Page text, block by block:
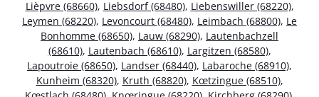
Lièpvre (68660), Liebsdorf (68480), Liebenswiller (68220),
Leymen (68220), Levoncourt (68480), Leimbach (68800), Le
Bonhomme (68650), Lauw (68290), Lautenbachzell
(68610), Lautenbach (68610), Largitzen (68580),
Lapoutroie (68650), Landser (68440), Labaroche (68910),
Kunheim (68320), Kruth (68820), Kœtzingue (68510),